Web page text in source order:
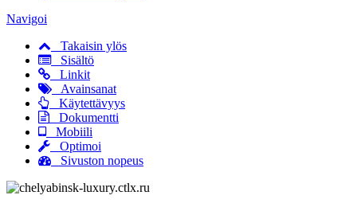
Navigoi
Takaisin ylös
Sisältö
Linkit
Avainsanat
Käytettävyys
Dokumentti
Mobiili
Optimoi
Sivuston nopeus